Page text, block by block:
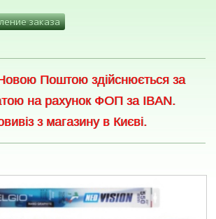
заказа
Поштою здійснюється за
на рахунок ФОП за IBAN.
з магазину в Києві.